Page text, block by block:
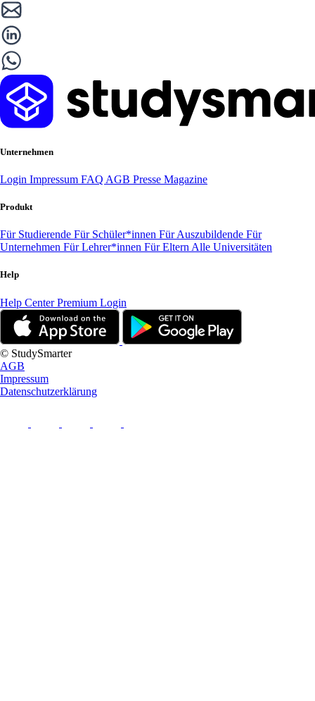
Unternehmen
Login Impressum FAQ AGB Presse Magazine
Produkt
Für Studierende Für Schüler*innen Für Auszubildende Für
Unternehmen Für Lehrer*innen Für Eltern Alle Universitäten
Help
Help CenterPremium Login
© StudySmarter
AGB
Impressum
Datenschutzerklärung